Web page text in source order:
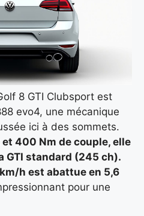
8 GTI Clubsport est
evo4, une mécanique
ici à des sommets.
400 Nm de couple, elle
GTI standard (245 ch).
h est abattue en 5,6
pour une